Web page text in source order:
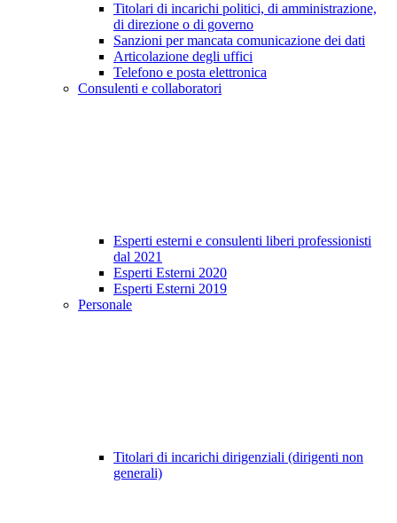
Titolari di incarichi politici, di amministrazione,
di direzione o di governo
Sanzioni per mancata comunicazione dei dati
Articolazione degli uffici
Telefono e posta elettronica
Consulenti e collaboratori
Esperti esterni e consulenti liberi professionisti
dal 2021
Esperti Esterni 2020
Esperti Esterni 2019
Personale
Titolari di incarichi dirigenziali (dirigenti non
generali)